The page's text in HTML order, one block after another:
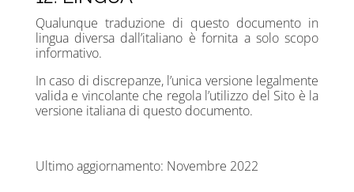
Qualunque traduzione di questo documento in
lingua diversa dall’italiano è fornita a solo scopo
informativo.
In caso di discrepanze, l’unica versione legalmente
valida e vincolante che regola l’utilizzo del Sito è la
versione italiana di questo documento.
Ultimo aggiornamento: Novembre 2022